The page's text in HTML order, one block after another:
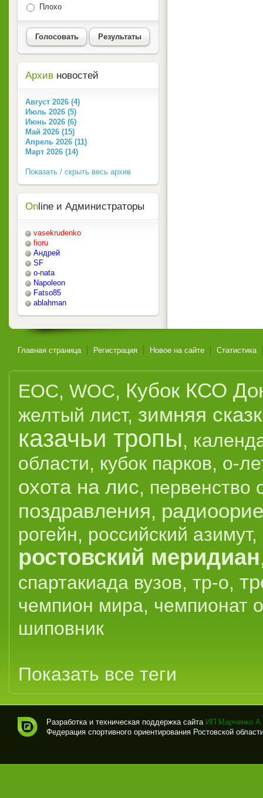
Плохо
Голосовать Результаты
Архив новостей
Август 2026 (4)
Июль 2026 (5)
Июнь 2026 (6)
Май 2026 (15)
Апрель 2026 (11)
Март 2026 (14)
Показать / скрыть весь архив
On line и Администраторы
vasekrudenko
fioru
Андрей
SF
o-nata
Napoleon
Fatso85
ablahman
Главная страница Регистрация Новое на сайте Статистика
EOC, WOC, Кубок КСО
желтый лист, зимняя
казачьи тропы,
области, кубок парков, о-
охота на лис, первенство
поздравления,
рогейн, российский азимут,
ростовский меридиан
спартакиада вузов, тр-о,
чемпион мира, чемпионат
шиповник
Показать все теги
вно
Разработка и техническая поддержка сайта ИП Марченко
Федерация спортивного ориентирования Ростовской